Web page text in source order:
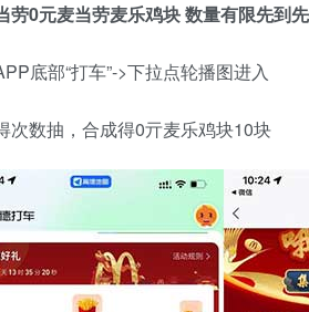
劳0元麦当劳麦乐鸡块 数量有限先到
底部“打车”->下拉点轮播图进入
次数抽，合成得0亓麦乐鸡块10块